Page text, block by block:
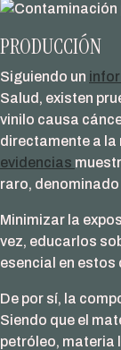
PRODUCCIÓN
Siguiendo un
Salud, existen
vinilo causa
directamente a la
evidencias
raro,
Minimizar la
vez, educarlos
esencial en estos
De por sí, la
Siendo que el
petróleo, materia